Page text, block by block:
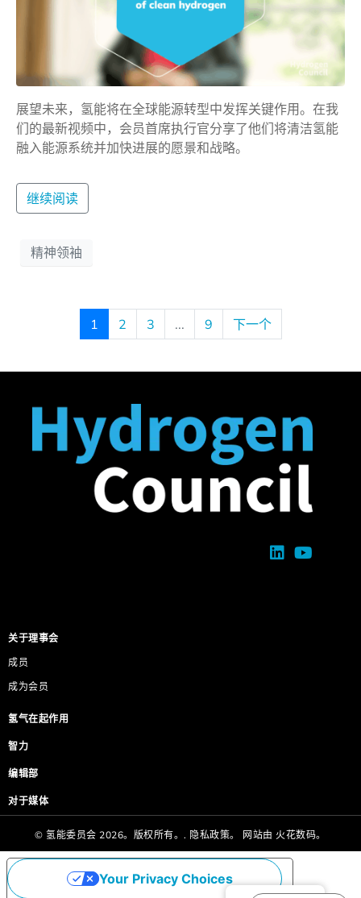
展望未来，氢能将在全球能源转型中发挥关键作用。在我
们的最新视频中，会员首席执行官分享了他们将清洁氢能
融入能源系统并加快进展的愿景和战略。
继续阅读
精神领袖
1 2 3 ... 9 下一个
关于理事会
成员
成为会员
氢气在起作用
智力
编辑部
对于媒体
© 氢能委员会 2026。版权所有。. 隐私政策。 网站由 火花数码。
Your Privacy Choices